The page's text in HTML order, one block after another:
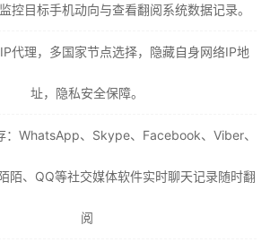
控目标手机动向与查看翻阅系统数据记录。
代理，多国家节点选择，隐藏自身网络IP地
址，隐私安全保障。
：WhatsApp、Skype、Facebook、Viber、
陌、QQ等社交媒体软件实时聊天记录随时翻
阅